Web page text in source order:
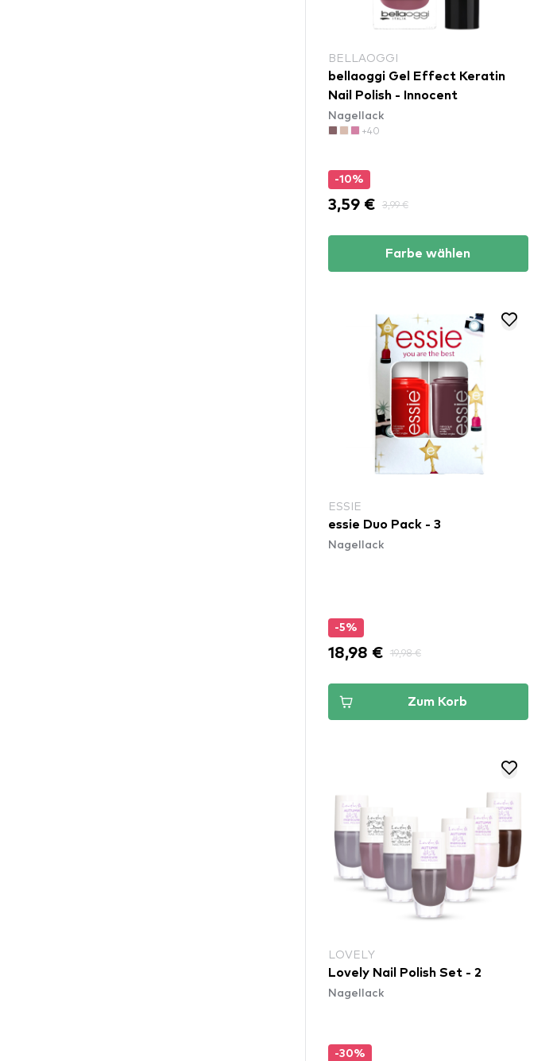
BELLAOGGI
bellaoggi Gel Effect Keratin
Nail Polish - Innocent
Nagellack
+40
-10%
3,59 € 3,99 €
Farbe wählen
ESSIE
essie Duo Pack - 3
Nagellack
-5%
18,98 € 19,98 €
Zum Korb
LOVELY
Lovely Nail Polish Set - 2
Nagellack
-30%